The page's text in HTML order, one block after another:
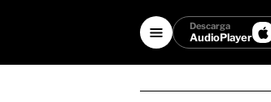
Descarga
AudioPlayer